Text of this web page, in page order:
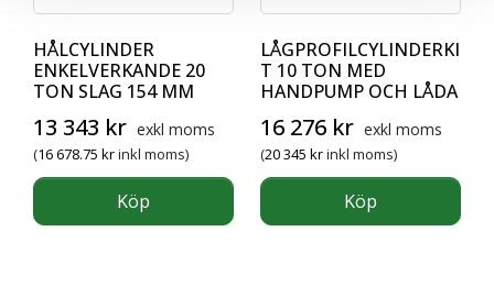
HÅLCYLINDER
ENKELVERKANDE 20
TON SLAG 154 MM
13 343 kr exkl moms
(16 678.75 krinkl moms)
Köp
LÅGPROFILCYLINDERKI
T 10 TON MED
HANDPUMP OCH LÅDA
16 276 kr exkl moms
(20 345 krinkl moms)
Köp